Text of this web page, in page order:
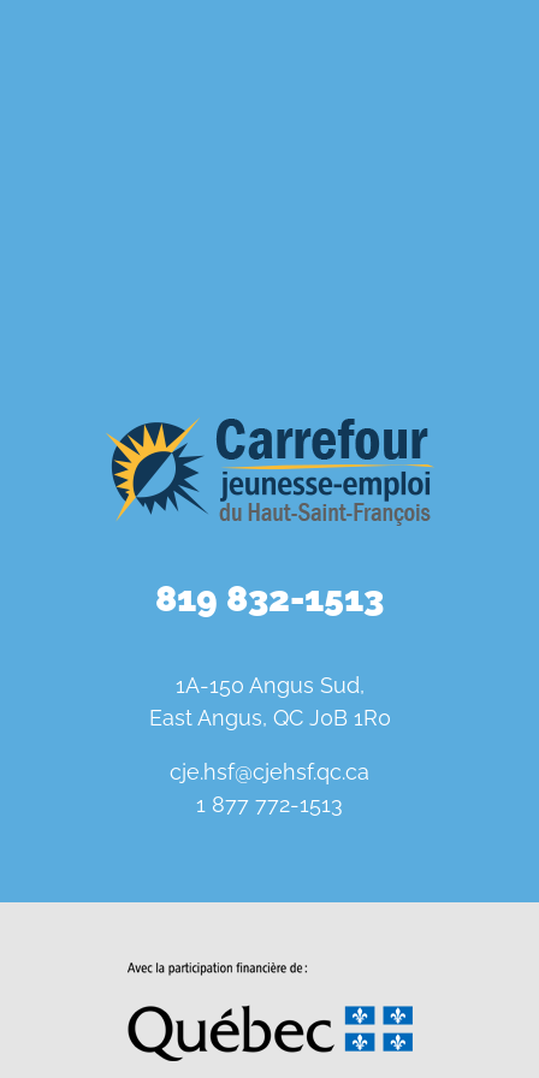
819 832-1513
1A-150 Angus Sud,
East Angus, QC J0B 1R0
cje.hsf@cjehsf.qc.ca
1 877 772-1513